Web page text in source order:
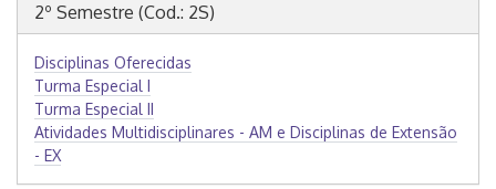
2º Semestre (Cod.: 2S)
Disciplinas Oferecidas
Turma Especial I
Turma Especial II
Atividades Multidisciplinares - AM e Disciplinas de Extensão
- EX